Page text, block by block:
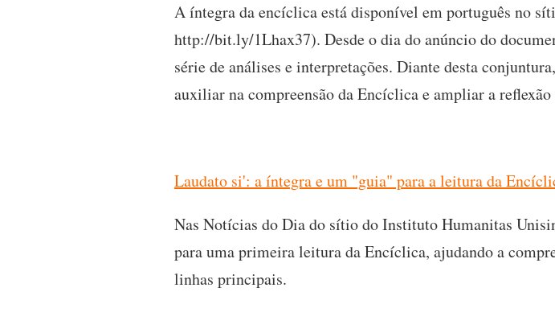
A íntegra da encíclica está disponível em português no
http://bit.ly/1Lhax37). Desde o dia do anúncio do
série de análises e interpretações. Diante desta
auxiliar na compreensão da Encíclica e ampliar a
Laudato si': a íntegra e um "guia" para a leitura da
Nas Notícias do Dia do sítio do Instituto Humanitas
para uma primeira leitura da Encíclica, ajudando a
linhas principais.